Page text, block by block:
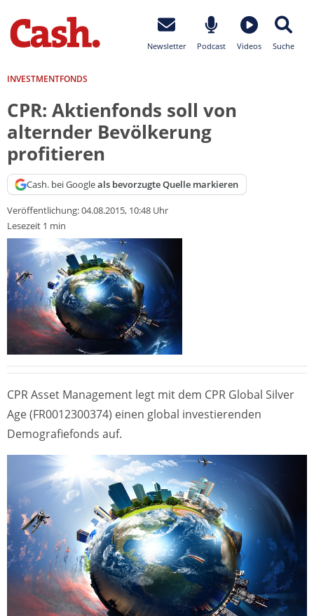
Newsletter Podcast Videos Suche
INVESTMENTFONDS
CPR: Aktienfonds soll von
alternder Bevölkerung
profitieren
Cash. bei Googleals bevorzugte Quelle markieren
Veröffentlichung:04.08.2015, 10:48 Uhr
Lesezeit 1 min
CPR Asset Management legt mit dem CPR Global Silver
Age (FR0012300374) einen global investierenden
Demografiefonds auf.